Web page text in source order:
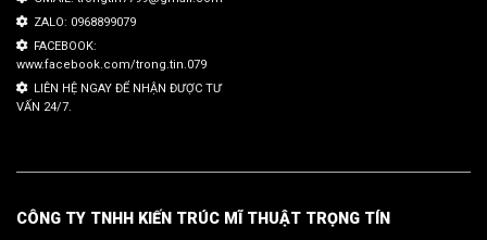
ZALO: 0968899079
FACEBOOK:
www.facebook.com/trong.tin.079
LIÊN HỆ NGAY ĐỂ NHẬN ĐƯỢC TƯ
VẤN 24/7.
CÔNG TY TNHH KIẾN TRÚC MĨ THUẬT TRỌNG TÍN